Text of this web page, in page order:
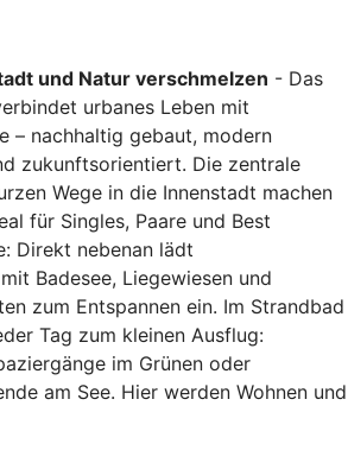
und Natur verschmelzen - Das
urbanes Leben mit
– nachhaltig gebaut, modern
zukunftsorientiert. Die zentrale
Wege in die Innenstadt machen
für Singles, Paare und Best
Direkt nebenan lädt
Badesee, Liegewiesen und
zum Entspannen ein. Im Strandbad
Tag zum kleinen Ausflug:
im Grünen oder
am See. Hier werden Wohnen und